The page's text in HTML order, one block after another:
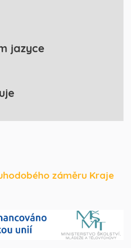
jazyce
záměru Kraje